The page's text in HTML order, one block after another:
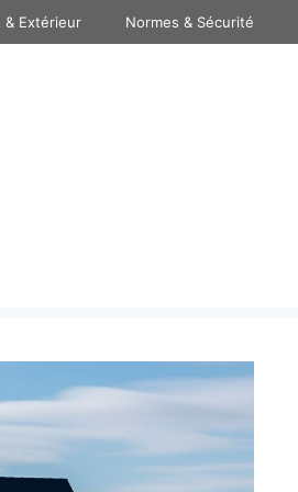
& Extérieur Normes & Sécurité